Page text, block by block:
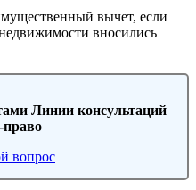
вычет, если
вносились
Линии консультаций
право
вопрос